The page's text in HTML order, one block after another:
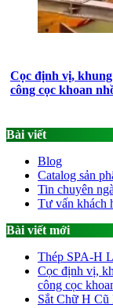
Cọc định vị,
công cọc khoan
Bài viết
Blog
Catalog sản
Tin chuyên
Tư vấn khách
Bài viết mới
Thép SPA-H
Cọc định vị,
công cọc
Sắt Chữ H